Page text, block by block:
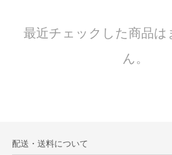
最近チェックした商品は
ん。
配送・送料について